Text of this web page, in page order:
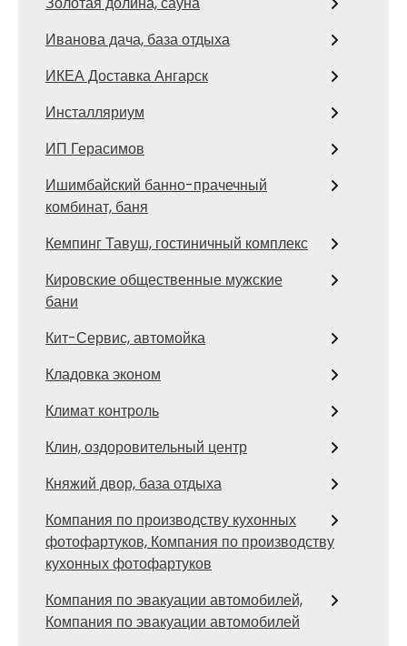
Иванова дача, база отдыха
ИКЕА Доставка Ангарск
Инсталляриум
ИП Герасимов
Ишимбайский банно-прачечный
комбинат, баня
Кемпинг Тавуш, гостиничный комплекс
Кировские общественные мужские
бани
Кит-Сервис, автомойка
Кладовка эконом
Климат контроль
Клин, оздоровительный центр
Княжий двор, база отдыха
Компания по производству кухонных
фотофартуков, Компания по производству
кухонных фотофартуков
Компания по эвакуации автомобилей,
Компания по эвакуации автомобилей